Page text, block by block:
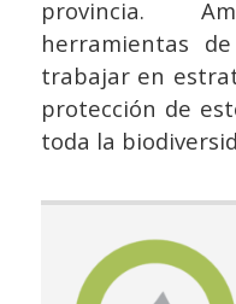
provincia.
herramientas
trabajar en
protección de
toda la